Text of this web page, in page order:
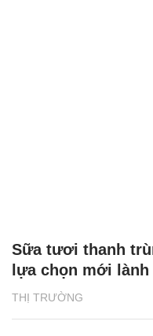
THỊ TRƯỜNG
Sữa tươi thanh
lựa chọn mới lành